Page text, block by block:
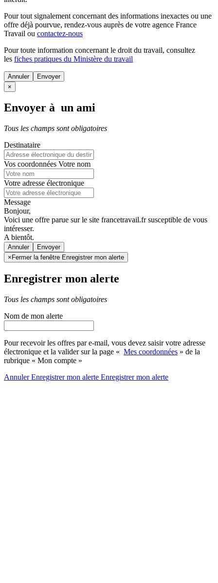
Pour tout signalement concernant des informations inexactes ou une
offre déjà pourvue, rendez-vous auprès de votre agence France
Travail ou contactez-nous
Pour toute information concernant le droit du travail, consultez
les fiches pratiques du Ministère du travail
Annuler
×
Envoyer à un ami
Tous les champs sont obligatoires
Destinataire
Vos coordonnées Votre nom
Votre adresse électronique
Message
Bonjour,
Voici une offre parue sur le site francetravail.fr susceptible de vous
intéresser.
A bientôt.
Annuler
× Fermer la fenêtre Enregistrer mon alerte
Enregistrer mon alerte
Tous les champs sont obligatoires
Nom de mon alerte
Pour recevoir les offres par e-mail, vous devez saisir votre adresse
électronique et la valider sur la page « Mes coordonnées » de la
rubrique « Mon compte »
AnnulerEnregistrer mon alerte Enregistrermon alerte